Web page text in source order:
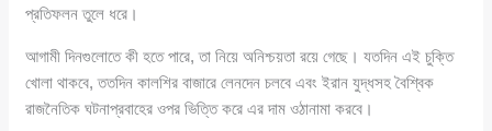
প্রতিফলন তুলে ধরে।
আগামী দিনগুলোতে কী হতে পারে, তা নিয়ে অনিশ্চয়তা রয়ে গেছে। যতদিন এই চুক্তি
খোলা থাকবে, ততদিন কালশির বাজারে লেনদেন চলবে এবং ইরান যুদ্ধসহ বৈশ্বিক
রাজনৈতিক ঘটনাপ্রবাহের ওপর ভিত্তি করে এর দাম ওঠানামা করবে।